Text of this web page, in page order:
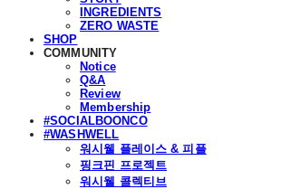
INGREDIENTS
ZERO WASTE
SHOP
COMMUNITY
Notice
Q&A
Review
Membership
#SOCIALBOONCO
#WASHWELL
워시웰 플레이스 & 피플
핑크핀 프로젝트
워시웰 콜렉티브